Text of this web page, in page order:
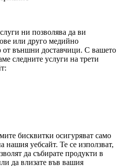
ни позволява да ви
или друго медийно
от външни доставчици. С вашето
следните услуги на трети
бисквитки осигуряват само
уебсайт. Те се използват,
да събирате продукти в
да влизате във вашия